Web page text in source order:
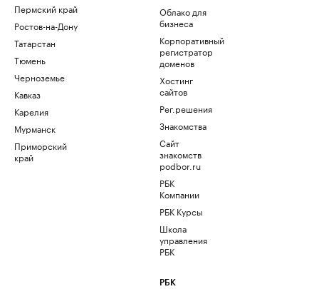
Пермский край
Ростов-на-Дону
Татарстан
Тюмень
Черноземье
Кавказ
Карелия
Мурманск
Приморский
край
Облако для
бизнеса
Корпоративный
регистратор
доменов
Хостинг
сайтов
Рег.решения
Знакомства
Сайт
знакомств
podbor.ru
РБК
Компании
РБК Курсы
Школа
управления
РБК
РБК